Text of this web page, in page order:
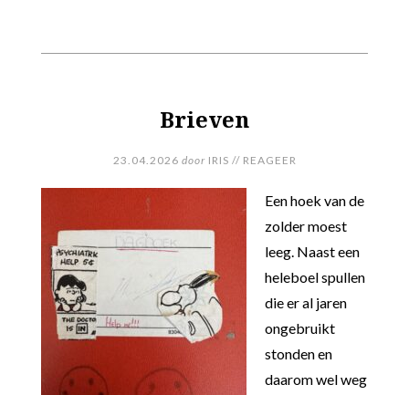
Brieven
23.04.2026 door IRIS // REAGEER
Een hoek van de
zolder moest
leeg. Naast een
heleboel spullen
die er al jaren
ongebruikt
stonden en
daarom wel weg